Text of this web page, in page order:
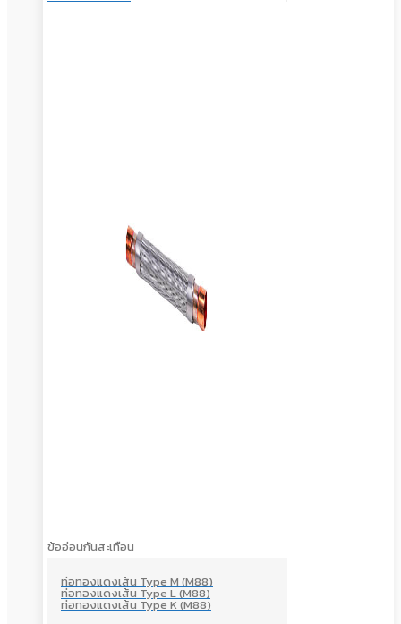
ข้ออ่อนกันสะเทือน
ท่อทองแดงเส้น Type M (M88)
ท่อทองแดงเส้น Type L (M88)
ท่อทองแดงเส้น Type K (M88)